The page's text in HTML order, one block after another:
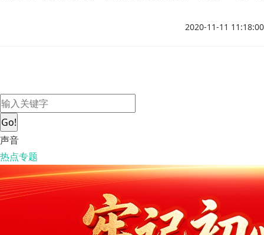
10月份CPI同比涨幅明显走低，符合此前判断，主要是由于猪肉
2020-11-11 11:18:00
Go!
声音
热点专题